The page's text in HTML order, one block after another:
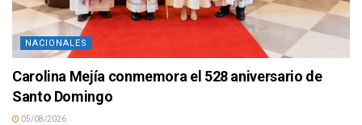
NACIONALES
Carolina Mejía conmemora el 528 aniversario de
Santo Domingo
05/08/2026